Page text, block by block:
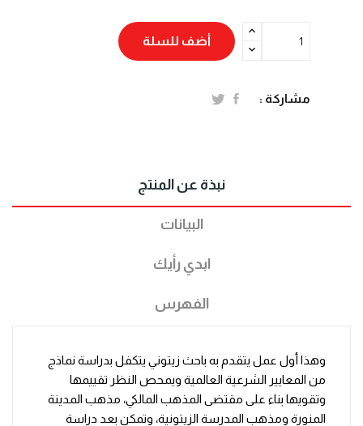
أضف للسلة
مشاركة :
نبذة عن المنتج
البيانات
ابدي رأيك
الفهرس
وهذا أول عمل يتقدم به باحث زيتوني يتكفل بدراسة نماذج
من المعايير الشرعية العالمية ويمحص النظر تقييمها
وتقويها بناء على مقتضى المذهب المالكي، مذهب المدينة
المنورة ومذهب المدرسة الزيتونية، وتمكن بعد دراسة